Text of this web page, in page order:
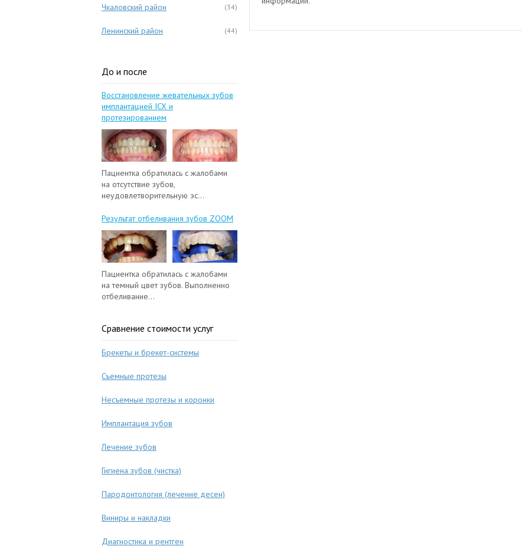
(34)
Чкаловский район
(44)
Ленинский район
До и после
Восстановление жевательных зубов
имплантацией ICX и
протезированием
Пациентка обратилась с жалобами
на отсутствие зубов,
неудовлетворительную эс...
Результат отбеливания зубов ZOOM
Пациентка обратилась с жалобами
на темный цвет зубов. Выполненно
отбеливание...
Сравнение стоимости услуг
Брекеты и брекет-системы
Съемные протезы
Несъемные протезы и коронки
Имплантация зубов
Лечение зубов
Гигиена зубов (чистка)
Пародонтология (лечение десен)
Виниры и накладки
Диагностика и рентген